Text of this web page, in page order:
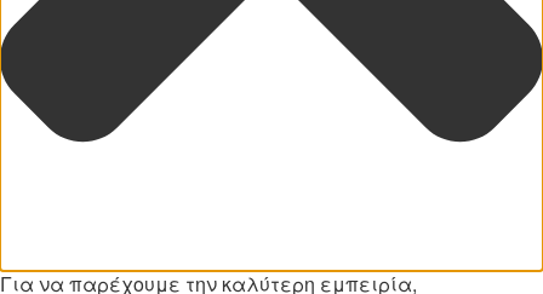
Για να παρέχουμε την καλύτερη εμπειρία,